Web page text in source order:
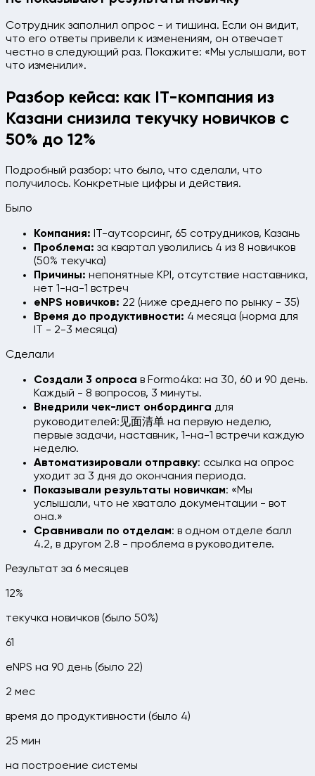
Сотрудник заполнил опрос - и тишина. Если он видит,
что его ответы привели к изменениям, он отвечает
честно в следующий раз. Покажите: «Мы услышали, вот
что изменили».
Разбор кейса: как IT-компания из
Казани снизила текучку новичков с
50% до 12%
Подробный разбор: что было, что сделали, что
получилось. Конкретные цифры и действия.
Было
Компания: IT-аутсорсинг, 65 сотрудников, Казань
Проблема: за квартал уволились 4 из 8 новичков
(50% текучка)
Причины: непонятные KPI, отсутствие наставника,
нет 1-на-1 встреч
eNPS новичков: 22 (ниже среднего по рынку - 35)
Время до продуктивности: 4 месяца (норма для
IT - 2-3 месяца)
Сделали
Создали 3 опроса в Formo4ka: на 30, 60 и 90 день.
Каждый - 8 вопросов, 3 минуты.
Внедрили чек-лист онбординга для
руководителей:见面清单 на первую неделю,
первые задачи, наставник, 1-на-1 встречи каждую
неделю.
Автоматизировали отправку: ссылка на опрос
уходит за 3 дня до окончания периода.
Показывали результаты новичкам: «Мы
услышали, что не хватало документации - вот
она.»
Сравнивали по отделам: в одном отделе балл
4.2, в другом 2.8 - проблема в руководителе.
Результат за 6 месяцев
12%
текучка новичков (было 50%)
61
eNPS на 90 день (было 22)
2 мес
время до продуктивности (было 4)
25 мин
на построение системы